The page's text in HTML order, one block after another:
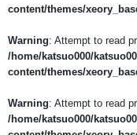
content/themes/
Warning: Attempt to read
/home/katsuo000/
content/themes/
Warning: Attempt to read
/home/katsuo000/